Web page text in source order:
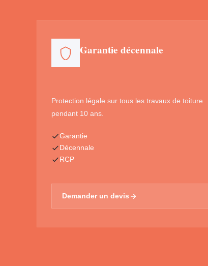
Garantie décennale
Protection légale sur tous les travaux de toiture
pendant 10 ans.
Garantie
Décennale
RCP
Demander un devis